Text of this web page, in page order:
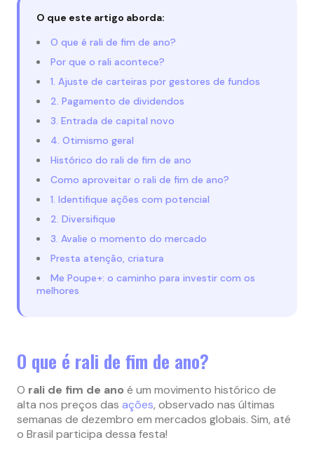
O que este artigo aborda:
O que é rali de fim de ano?
Por que o rali acontece?
1. Ajuste de carteiras por gestores de fundos
2. Pagamento de dividendos
3. Entrada de capital novo
4. Otimismo geral
Histórico do rali de fim de ano
Como aproveitar o rali de fim de ano?
1. Identifique ações com potencial
2. Diversifique
3. Avalie o momento do mercado
Presta atenção, criatura
Me Poupe+: o caminho para investir com os
melhores
O que é rali de fim de ano?
O rali de fim de ano é um movimento histórico de
alta nos preços das ações, observado nas últimas
semanas de dezembro em mercados globais. Sim, até
o Brasil participa dessa festa!